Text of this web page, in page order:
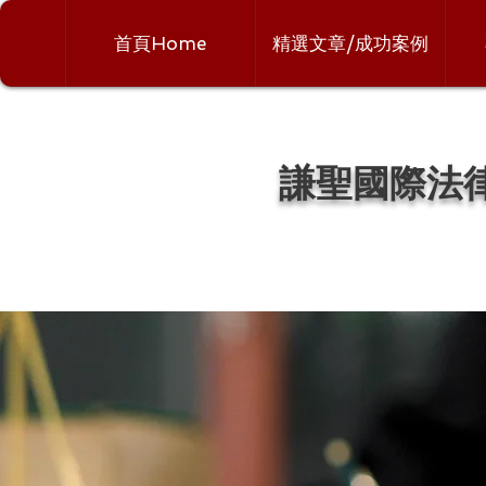
首頁Home 精選文章/成功案例
謙聖國際法